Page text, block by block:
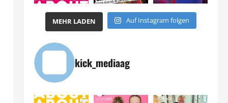
MEHR LADEN Auf Instagram folgen
kick_mediaag